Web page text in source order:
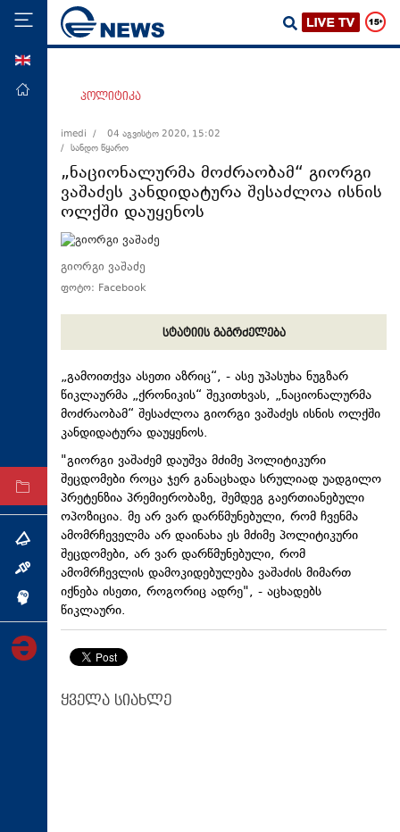
მთავარი
ეკონომიკა
მსოფლიო
ჯანდაცვა
საზოგადოება
სამართალი
სპორტი
ტექნოლოგიები
არქივი
თემა
ინტერვიუ
ინქვიზიცია
პოლიტიკა
imedi /
04 აგვისტო 2020, 15:02
/ სანდო წყარო
„ნაციონალურმა მოძრაობამ“ გიორგი
ვაშაძეს კანდიდატურა შესაძლოა ისნის
ოლქში დაუყენოს
გიორგი ვაშაძე
ფოტო: Facebook
სტატიის გაგრძელება
„გამოითქვა ასეთი აზრიც“, - ასე უპასუხა ნუგზარ
წიკლაურმა „ქრონიკის“ შეკითხვას, „ნაციონალურმა
მოძრაობამ“ შესაძლოა გიორგი ვაშაძეს ისნის ოლქში
კანდიდატურა დაუყენოს.
"გიორგი ვაშაძემ დაუშვა მძიმე პოლიტიკური
შეცდომები როცა ჯერ განაცხადა სრულიად უადგილო
პრეტენზია პრემიერობაზე, შემდეგ გაერთიანებული
ოპოზიცია. მე არ ვარ დარწმუნებული, რომ ჩვენმა
ამომრჩეველმა არ დაინახა ეს მძიმე პოლიტიკური
შეცდომები, არ ვარ დარწმუნებული, რომ
ამომრჩევლის დამოკიდებულება ვაშაძის მიმართ
იქნება ისეთი, როგორიც ადრე", - აცხადებს
წიკლაური.
ყველა სიახლე